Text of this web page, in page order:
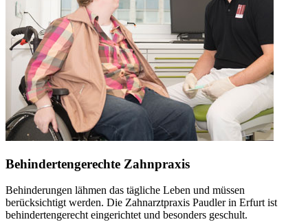
Behindertengerechte Zahnpraxis
Behinderungen lähmen das tägliche Leben und müssen
berücksichtigt werden. Die Zahnarztpraxis Paudler in Erfurt ist
behindertengerecht eingerichtet und besonders geschult.